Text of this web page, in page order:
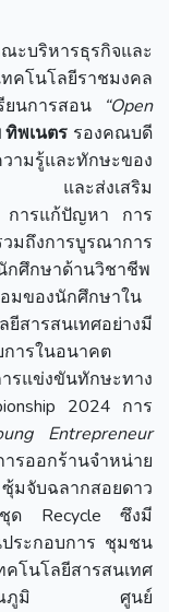
ริหารธุรกิจและ
โนโลยีราชมงคล
นการสอน
“Open
พเนตร รองคณบดี
ามรู้และทักษะของ
วม และส่งเสริม
การแก้ปัญหา การ
ถึงการบูรณาการ
กศึกษาด้านวิชาชีพ
อมของนักศึกษาใน
สารสนเทศอย่างมี
ารในอนาคต
รแข่งขันทักษะทาง
2024 การ
Entrepreneur
ออกร้านจำหน่าย
จับฉลากสอยดาว
ชุด Recycle ซึงมี
ระกอบการ ชุมชน
โลยีสารสนเทศ
สุวรรณภูมิ ศูนย์